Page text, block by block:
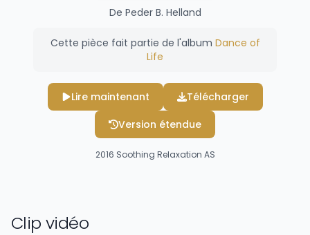
De Peder B. Helland
Cette pièce fait partie de l'album Dance of
Life
Lire maintenant
Télécharger
Version étendue
2016 Soothing Relaxation AS
Clip vidéo